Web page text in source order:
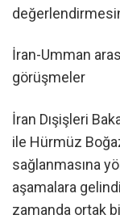
İran-Umman
görüşmeler
İran Dışişleri
ile Hürmüz
sağlanmasına
aşamalara
zamanda ortak